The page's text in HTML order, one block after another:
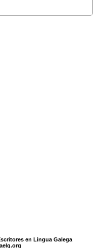
en Lingua Galega